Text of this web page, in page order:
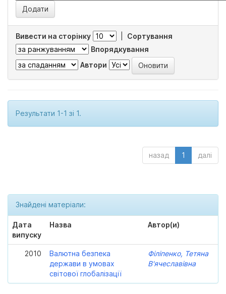
Вивести на сторінку
Сортування
Впорядкування
Автори
Результати 1-1 зі 1.
назад 1 далі
Знайдені матеріали:
Дата
випуску
Назва Автор(и)
2010
Валютна безпека
держави в умовах
світової глобалізації
Філіпенко, Тетяна
В'ячеславівна